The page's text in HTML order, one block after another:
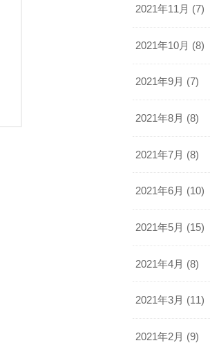
2021年11月 (7)
2021年10月 (8)
2021年9月 (7)
2021年8月 (8)
2021年7月 (8)
2021年6月 (10)
2021年5月 (15)
2021年4月 (8)
2021年3月 (11)
2021年2月 (9)